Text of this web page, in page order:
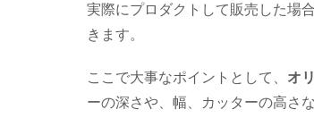
実際にプロダクトして販売した場
きます。
ここで大事なポイントとして、 オ
ーの深さや、幅、カッターの高さ